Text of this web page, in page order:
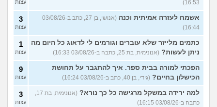
16:53)
עצות
אשמח לעזרה אמיתית וכנה
(אנושי, בן 27, כתב ב-03/08/26
16:44)
3
עצות
כתמים מלייזר שלא עוברים וגורמים לי לדאוג כל היום מה
ניתן לעשות? (אנונימית, בת 25, כתבה ב-03/08/26 16:33)
1
עצות
הפכתי למורה בבית ספר. איך להתגבר על תחושת
הכישלון בחיים? (גידי, בן 40, כתב ב-03/08/26 16:24)
9
עצות
למה ירידה במשקל מרגישה כל כך נורא?
כתבה ב-03/08/26 16:15)
3
עצות